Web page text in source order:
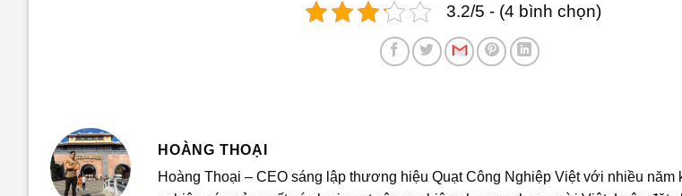
3.2/5 - (4 bình chọn)
HOÀNG THOẠI
Hoàng Thoại – CEO sáng lập thương hiệu Quạt Công Nghiệp Việt với nhiều năm